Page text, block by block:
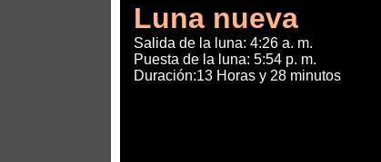
Luna nueva
Salida de la luna: 4:26 a. m.
Puesta de la luna: 5:54 p. m.
Duración:13 Horas y 28 minutos